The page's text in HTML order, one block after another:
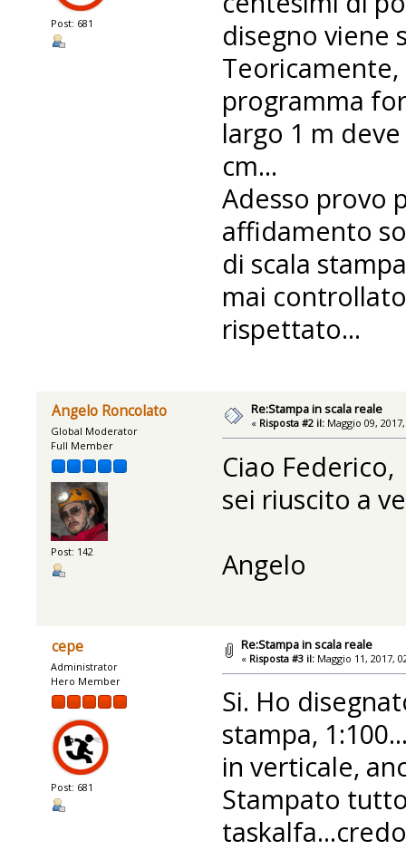
Post: 681
disegno viene
programma
largo 1 m
cm...
Adesso provo
affidamento
di scala
mai
rispettato...
Angelo Roncolato
Global Moderator
Full Member
Post: 142
Re:Stampa in scala reale
« Risposta #2 il: Maggio 09,
Ciao Federico,
sei riuscito a
Angelo
cepe
Administrator
Hero Member
Post: 681
Re:Stampa in scala reale
« Risposta #3 il: Maggio 11, 2017,
Si. Ho
stampa,
in verticale,
Stampato